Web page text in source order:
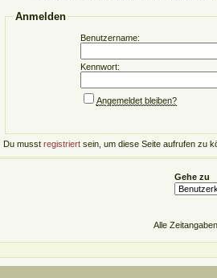
Anmelden
Benutzername:
Kennwort:
Angemeldet bleiben?
Du musst registriert sein, um diese Seite aufrufen zu
Gehe zu
Alle